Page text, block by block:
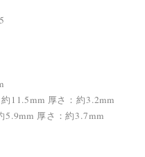
11.5mm 厚さ：約3.2mm
厚さ：約3.7mm